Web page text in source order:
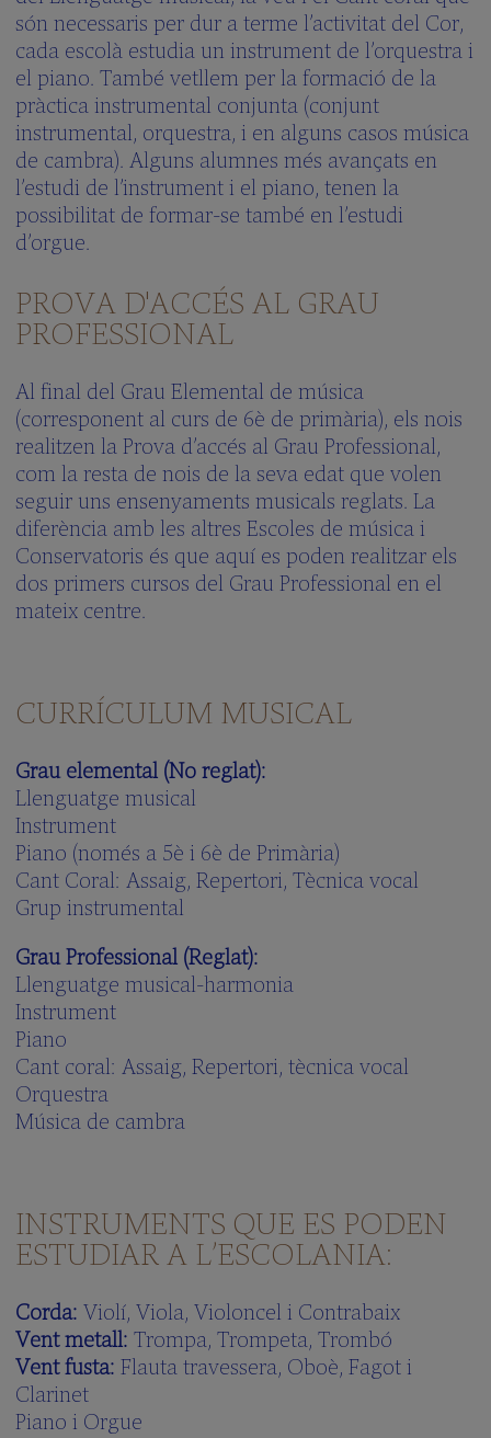
són necessaris per dur a terme l’activitat del Cor,
cada escolà estudia un instrument de l’orquestra i
el piano. També vetllem per la formació de la
pràctica instrumental conjunta (conjunt
instrumental, orquestra, i en alguns casos música
de cambra). Alguns alumnes més avançats en
l’estudi de l’instrument i el piano, tenen la
possibilitat de formar-se també en l’estudi
d’orgue.
PROVA D'ACCÉS AL GRAU
PROFESSIONAL
Al final del Grau Elemental de música
(corresponent al curs de 6è de primària), els nois
realitzen la Prova d’accés al Grau Professional,
com la resta de nois de la seva edat que volen
seguir uns ensenyaments musicals reglats. La
diferència amb les altres Escoles de música i
Conservatoris és que aquí es poden realitzar els
dos primers cursos del Grau Professional en el
mateix centre.
CURRÍCULUM MUSICAL
Grau elemental (No reglat):
Llenguatge musical
Instrument
Piano (només a 5è i 6è de Primària)
Cant Coral: Assaig, Repertori, Tècnica vocal
Grup instrumental
Grau Professional (Reglat):
Llenguatge musical-harmonia
Instrument
Piano
Cant coral: Assaig, Repertori, tècnica vocal
Orquestra
Música de cambra
INSTRUMENTS QUE ES PODEN
ESTUDIAR A L’ESCOLANIA:
Corda: Violí, Viola, Violoncel i Contrabaix
Vent metall: Trompa, Trompeta, Trombó
Vent fusta: Flauta travessera, Oboè, Fagot i
Clarinet
Piano i Orgue